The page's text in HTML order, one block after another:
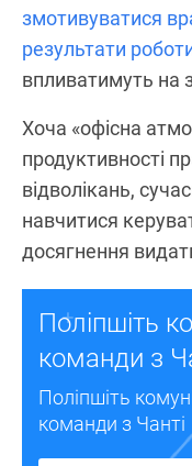
змотивуватися
результати
впливатимуть на
Хоча «офісна
продуктивності
відволікань,
навчитися
досягнення
Поліпшіть
команди з
Поліпшіть
команди з Чанті